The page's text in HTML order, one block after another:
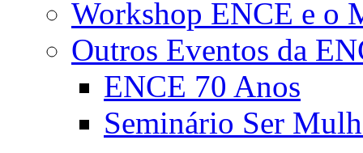
Workshop ENCE e o
Outros Eventos da
ENCE 70 Anos
Seminário Ser